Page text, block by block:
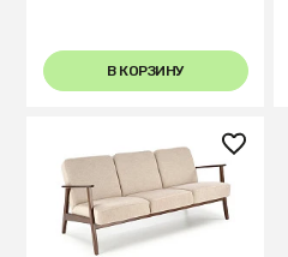
В КОРЗИНУ